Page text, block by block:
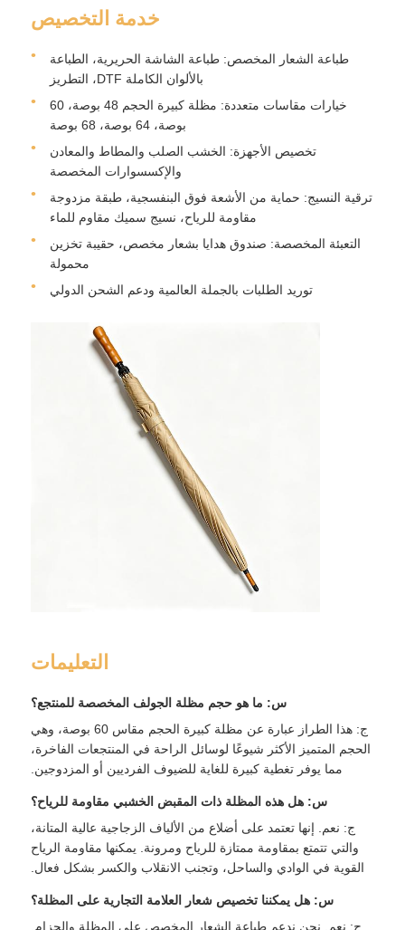
خدمة التخصيص
طباعة الشعار المخصص: طباعة الشاشة الحريرية، الطباعة
بالألوان الكاملة DTF، التطريز
خيارات مقاسات متعددة: مظلة كبيرة الحجم 48 بوصة، 60
بوصة، 64 بوصة، 68 بوصة
تخصيص الأجهزة: الخشب الصلب والمطاط والمعادن
والإكسسوارات المخصصة
ترقية النسيج: حماية من الأشعة فوق البنفسجية، طبقة مزدوجة
مقاومة للرياح، نسيج سميك مقاوم للماء
التعبئة المخصصة: صندوق هدايا بشعار مخصص، حقيبة تخزين
محمولة
توريد الطلبات بالجملة العالمية ودعم الشحن الدولي
التعليمات
س: ما هو حجم مظلة الجولف المخصصة للمنتجع؟
ج: هذا الطراز عبارة عن مظلة كبيرة الحجم مقاس 60 بوصة، وهي
الحجم المتميز الأكثر شيوعًا لوسائل الراحة في المنتجعات الفاخرة،
مما يوفر تغطية كبيرة للغاية للضيوف الفرديين أو المزدوجين.
س: هل هذه المظلة ذات المقبض الخشبي مقاومة للرياح؟
ج: نعم. إنها تعتمد على أضلاع من الألياف الزجاجية عالية المتانة،
والتي تتمتع بمقاومة ممتازة للرياح ومرونة. يمكنها مقاومة الرياح
القوية في الوادي والساحل، وتجنب الانقلاب والكسر بشكل فعال.
س: هل يمكننا تخصيص شعار العلامة التجارية على المظلة؟
ج: نعم. نحن ندعم طباعة الشعار المخصص على المظلة والحزام.